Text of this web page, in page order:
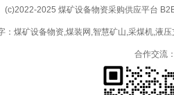
(c)2022-2025 煤矿设备物资采购供应平台
：煤矿设备物资,煤装网,智慧矿山,采煤机,液
合作交流：